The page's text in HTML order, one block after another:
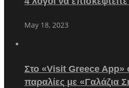
May 18, 2023
Στο «Visit Greece App»
παραλίες με «Γαλάζια